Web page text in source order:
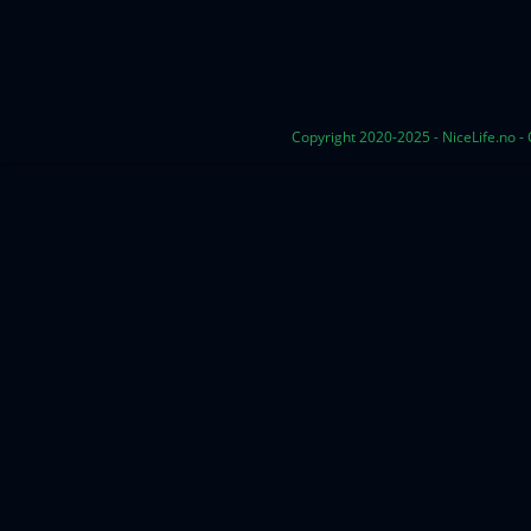
Copyright 2020-2025 - NiceLife.no